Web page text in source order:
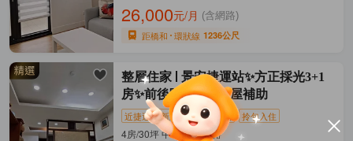
26,000元/月 (含網路)
距橋和 環狀線 1236公尺
整層住家
景安捷運站✨方正採光3+1
房✨前後陽台✨可租屋補助
近捷運 新上架 租金補貼 拎包入住
4房/30坪 中和區-南山路